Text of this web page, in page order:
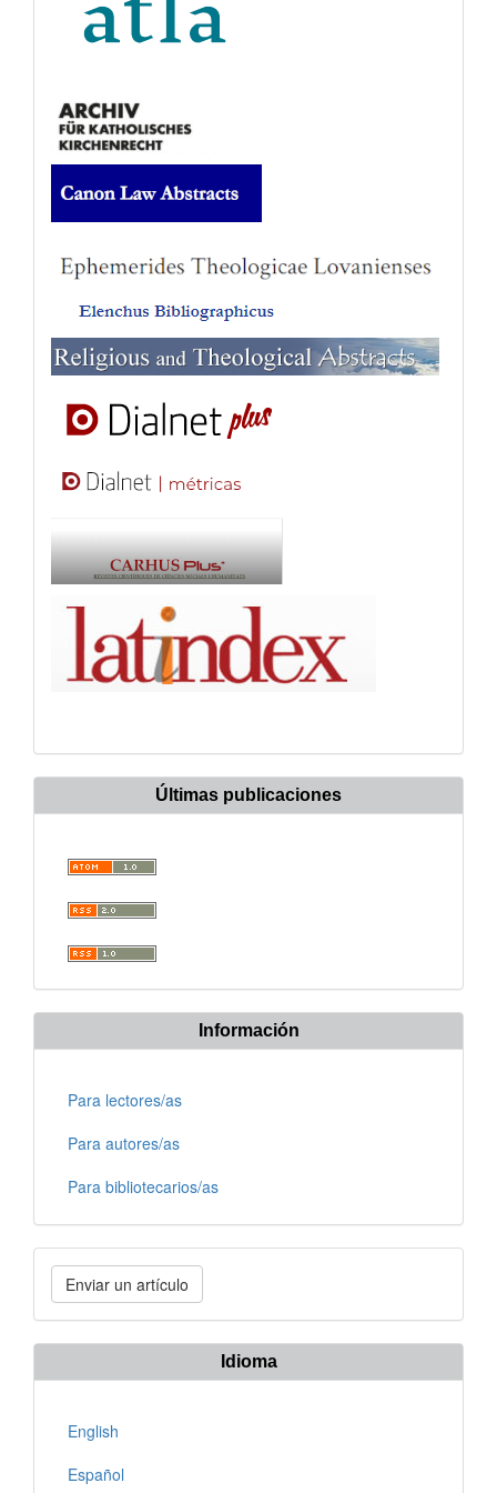
Últimas publicaciones
Información
Para lectores/as
Para autores/as
Para bibliotecarios/as
Enviar
un
artículo
Enviar un artículo
Idioma
English
Español